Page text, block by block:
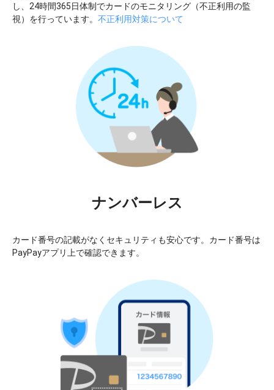
し、24時間365日体制でカードのモニタリング（不正利用の監
視）を行っています。 不正利用対策について
ナンバーレス
カード番号の記載がなくセキュリティも安心です。カード番号は
PayPayアプリ上で確認できます。